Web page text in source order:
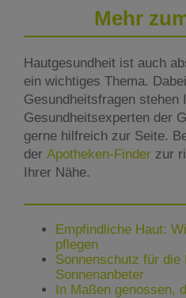
Mehr
Hautgesundheit ist auch
ein wichtiges Thema.
Gesundheitsfragen stehen
Gesundheitsexperten der
gerne hilfreich zur Seite.
der Apotheken-Finder zur
Ihrer Nähe.
Empfindliche Haut:
pflegen
Sonnenschutz für die
Sonnenanbeter
In Maßen genossen,